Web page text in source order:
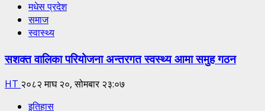
मधेस प्रदेश
समाज
स्वास्थ्य
सशक्त वालिका परियोजना अन्तरगत स्वस्थ्य आमा समुह गठन
HT २०८२ माघ २०, सोमबार २३:०७
इतिहास